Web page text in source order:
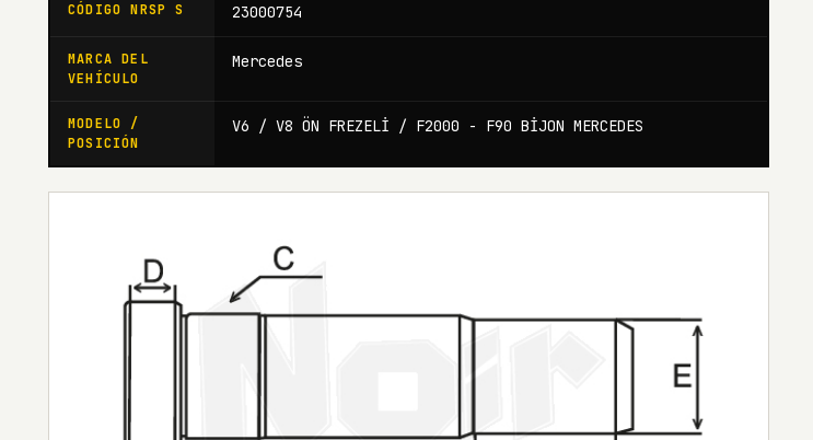
CÓDIGO NRSP S 23000754
MARCA DEL
VEHÍCULO
Mercedes
MODELO /
POSICIÓN
V6 / V8 ÖN FREZELİ / F2000 - F90 BİJON MERCEDES